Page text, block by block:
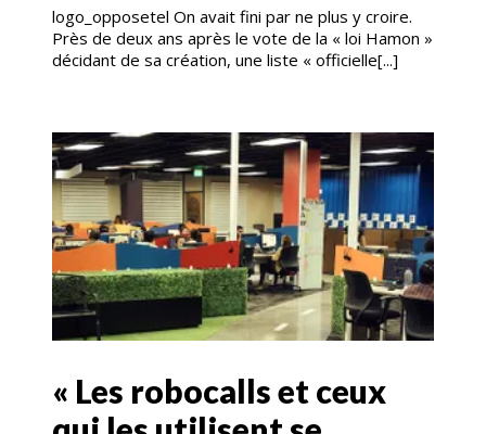
logo_opposetel On avait fini par ne plus y croire.
Près de deux ans après le vote de la « loi Hamon »
décidant de sa création, une liste « officielle[...]
« Les robocalls et ceux